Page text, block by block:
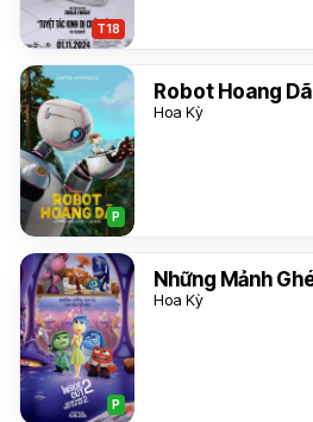
T18
P
Robot Hoang Dã
Hoa Kỳ
P
Những Mảnh
Hoa Kỳ